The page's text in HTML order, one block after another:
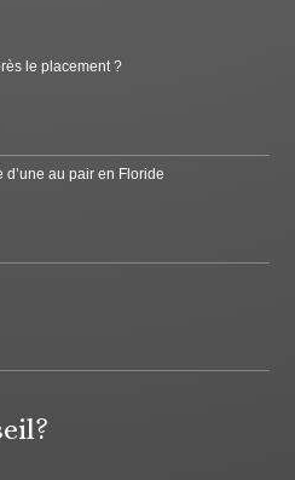
le placement ?
au pair en Floride